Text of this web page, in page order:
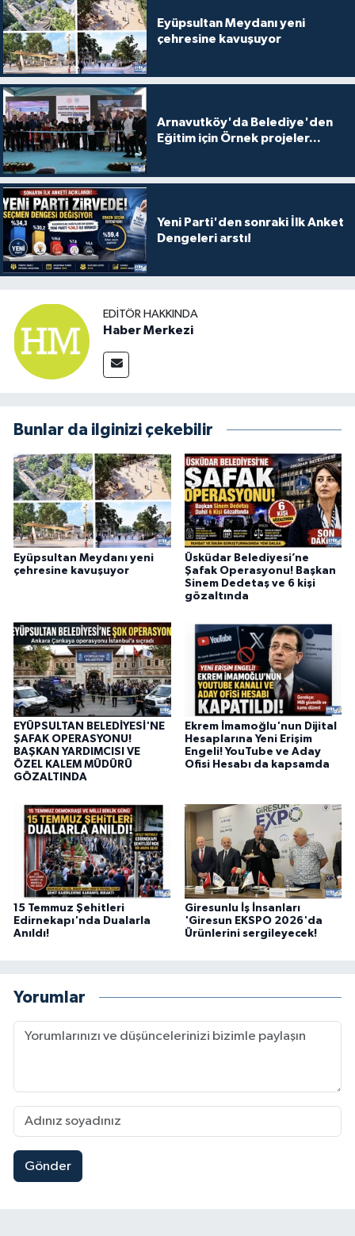
Eyüpsultan Meydanı yeni
çehresine kavuşuyor
Arnavutköy'da Belediye'den
Eğitim için Örnek projeler...
Yeni Parti'den sonraki İlk Anket
Dengeleri arstı!
EDITÖR HAKKINDA
Haber Merkezi
Bunlar da ilginizi çekebilir
Eyüpsultan Meydanı yeni
çehresine kavuşuyor
Üsküdar Belediyesi’ne
Şafak Operasyonu! Başkan
Sinem Dedetaş ve 6 kişi
gözaltında
EYÜPSULTAN BELEDİYESİ'NE
ŞAFAK OPERASYONU!
BAŞKAN YARDIMCISI VE
ÖZEL KALEM MÜDÜRÜ
GÖZALTINDA
Ekrem İmamoğlu'nun Dijital
Hesaplarına Yeni Erişim
Engeli! YouTube ve Aday
Ofisi Hesabı da kapsamda
15 Temmuz Şehitleri
Edirnekapı'nda Dualarla
Anıldı!
Giresunlu İş İnsanları
'Giresun EKSPO 2026'da
Ürünlerini sergileyecek!
Yorumlar
Gönder